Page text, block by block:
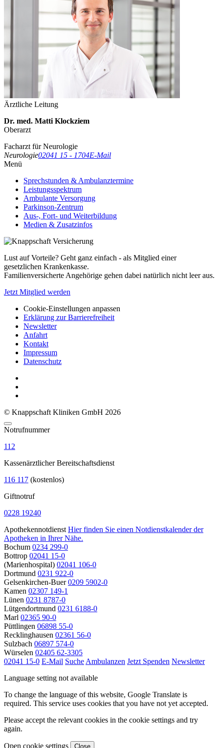
Ärztliche Leitung
Dr. med. Matti Klockziem
Oberarzt
Facharzt für Neurologie
Neurologie02041 15 - 1704E-Mail
Menü
Sprechstunden & Ambulanztermine
Leistungsspektrum
Ambulante Versorgung
Parkinson-Zentrum
Aus-, Fort- und Weiterbildung
Medien & Zusatzinfos
Lust auf Vorteile? Geht ganz einfach - als Mitglied einer
gesetzlichen Krankenkasse.
Familienversicherte Angehörige gehen dabei natürlich nicht leer aus.
Jetzt Mitglied werden
Cookie-Einstellungen anpassen
Erklärung zur Barrierefreiheit
Newsletter
Anfahrt
Kontakt
Impressum
Datenschutz
© Knappschaft Kliniken GmbH 2026
Notrufnummer
112
Kassenärztlicher Bereitschaftsdienst
116 117 (kostenlos)
Giftnotruf
0228 19240
Apothekennotdienst Hier finden Sie einen Notdienstkalender der
Apotheken in Ihrer Nähe.
Bochum 0234 299-0
Bottrop 02041 15-0
(Marienhospital) 02041 106-0
Dortmund 0231 922-0
Gelsenkirchen-Buer 0209 5902-0
Kamen 02307 149-1
Lünen 0231 8787-0
Lütgendortmund 0231 6188-0
Marl 02365 90-0
Püttlingen 06898 55-0
Recklinghausen 02361 56-0
Sulzbach 06897 574-0
Würselen 02405 62-3305
02041 15-0 E-Mail Suche Ambulanzen Jetzt Spenden Newsletter
Language setting not available
To change the language of this website, Google Translate is
required. This service uses cookies that you have not yet accepted.
Please accept the relevant cookies in the cookie settings and try
again.
Open cookie settings Close